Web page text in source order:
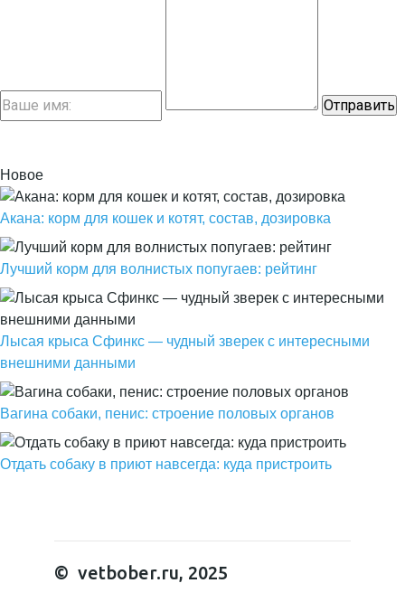
Новое
Акана: корм для кошек и котят, состав, дозировка
Лучший корм для волнистых попугаев: рейтинг
Лысая крыса Сфинкс — чудный зверек с интересными
внешними данными
Вагина собаки, пенис: строение половых органов
Отдать собаку в приют навсегда: куда пристроить
© vetbober.ru, 2025